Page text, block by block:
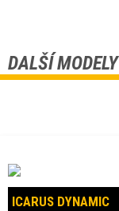
DALŠÍ
ICARUS DYNAMIC